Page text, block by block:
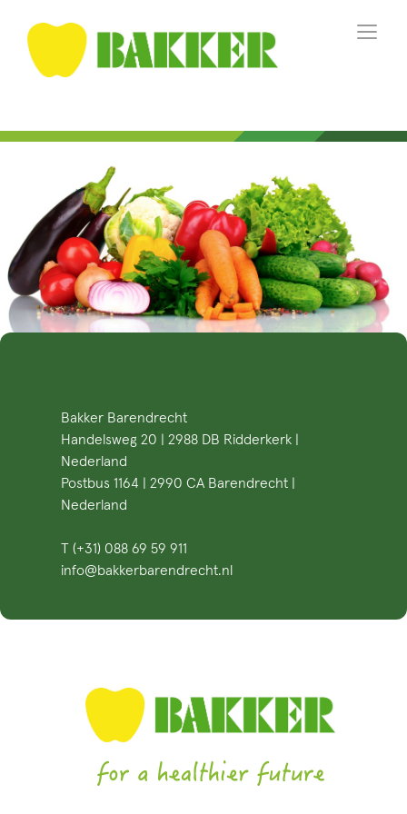
Bakker Barendrecht
Handelsweg 20 | 2988 DB Ridderkerk |
Nederland
Postbus 1164 | 2990 CA Barendrecht |
Nederland
T (+31) 088 69 59 911
info@bakkerbarendrecht.nl